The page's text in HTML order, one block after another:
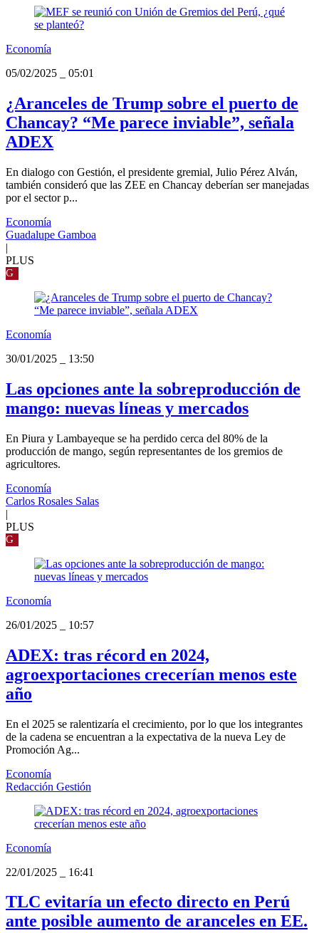
Economía
05/02/2025
05:01
¿Aranceles de Trump sobre el puerto de
Chancay? “Me parece inviable”, señala
ADEX
En dialogo con Gestión, el presidente gremial, Julio Pérez Alván,
también consideró que las ZEE en Chancay deberían ser manejadas
por el sector p...
Economía
Guadalupe Gamboa
|
PLUS
G
Economía
30/01/2025
13:50
Las opciones ante la sobreproducción de
mango: nuevas líneas y mercados
En Piura y Lambayeque se ha perdido cerca del 80% de la
producción de mango, según representantes de los gremios de
agricultores.
Economía
Carlos Rosales Salas
|
PLUS
G
Economía
26/01/2025
10:57
ADEX: tras récord en 2024,
agroexportaciones crecerían menos este
año
En el 2025 se ralentizaría el crecimiento, por lo que los integrantes
de la cadena se encuentran a la expectativa de la nueva Ley de
Promoción Ag...
Economía
Redacción Gestión
Economía
22/01/2025
16:41
TLC evitaría un efecto directo en Perú
ante posible aumento de aranceles en EE.